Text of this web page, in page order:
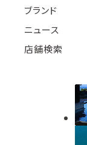
ブランド
ニュース
店舗検索